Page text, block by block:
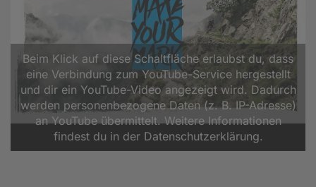
Beim Klick auf diese Schaltfläche erlaubst du, dass
eine Verbindung zum YouTube-Service hergestellt
und dir ein YouTube-Video angezeigt wird. Dadurch
werden personenbezogene Daten (z. B. IP-Adresse)
an YouTube übermittelt. Weitere Informationen
findest du in der Datenschutzerklärung.